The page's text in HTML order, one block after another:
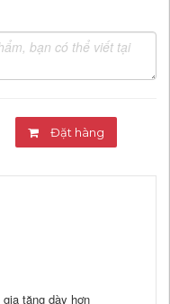
Đặt hàng
tăng dày hơn